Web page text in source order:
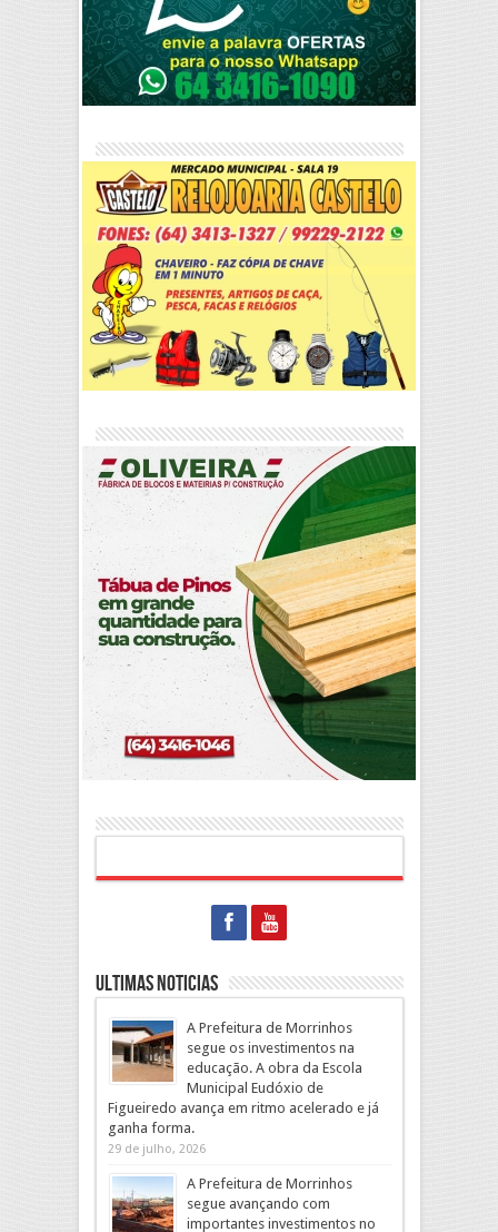
Ultimas Noticias
A Prefeitura de Morrinhos
segue os investimentos na
educação. A obra da Escola
Municipal Eudóxio de
Figueiredo avança em ritmo acelerado e já
ganha forma.
29 de julho, 2026
A Prefeitura de Morrinhos
segue avançando com
importantes investimentos no